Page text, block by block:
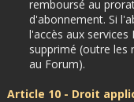
remboursé au
d'abonnement. Si
l'accès aux
supprimé (outre les
au Forum).
Article 10 - Droit